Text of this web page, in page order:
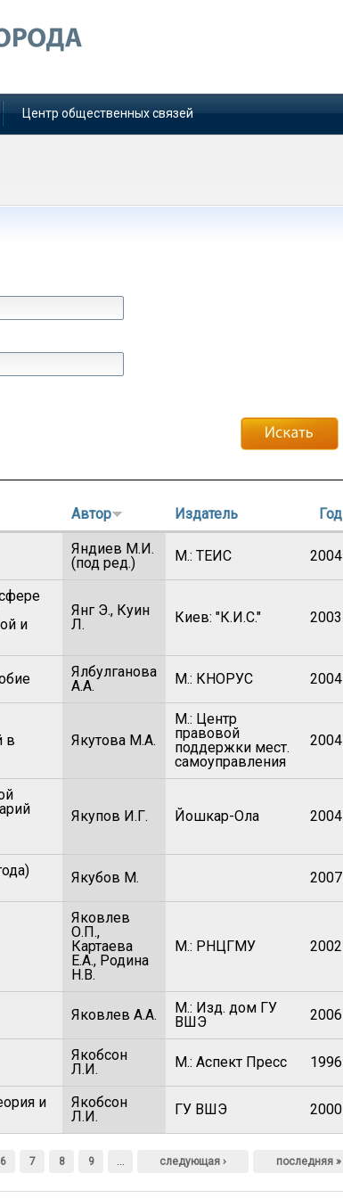
Центр общественных связей
Автор Издатель Год
Яндиев М.И.
(под ред.)
М.: ТЕИС 2004
и
Янг Э., Куин
Л.
Киев: "К.И.С." 2003
Ялбулганова
А.А.
М.: КНОРУС 2004
в
Якутова М.А.
М.: Центр
правовой
поддержки мест.
самоуправления
2004
Якупов И.Г. Йошкар-Ола 2004
Якубов М. 2007
Яковлев
О.П.,
Картаева
Е.А., Родина
Н.В.
М.: РНЦГМУ 2002
Яковлев А.А.
М.: Изд. дом ГУ
ВШЭ
2006
Якобсон
Л.И.
М.: Аспект Пресс 1996
и
Якобсон
Л.И.
ГУ ВШЭ 2000
6 7 8 9 … следующая › последняя »